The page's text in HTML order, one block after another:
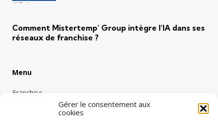
Gérer le consentement aux
cookies
Comment Mistertemp’ Group intègre l’IA dans ses
réseaux de franchise ?
Menu
Franchise